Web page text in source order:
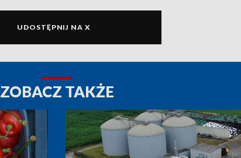
UDOSTĘPNIJ NA X
ZOBACZ TAKŻE